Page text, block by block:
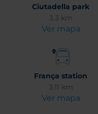
Ciutadella park
3.3 km
Ver mapa
França station
3.11 km
Ver mapa